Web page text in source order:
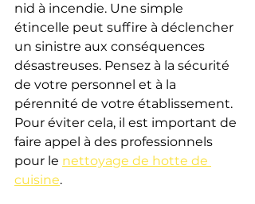
nid à incendie. Une simple
étincelle peut suffire à déclencher
un sinistre aux conséquences
désastreuses. Pensez à la sécurité
de votre personnel et à la
pérennité de votre établissement.
Pour éviter cela, il est important de
faire appel à des professionnels
pour le nettoyage de hotte de
cuisine.